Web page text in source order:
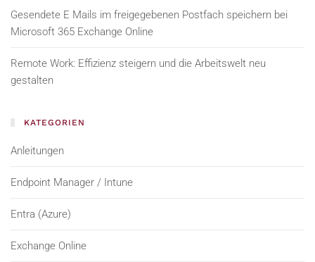
Gesendete E Mails im freigegebenen Postfach speichern bei
Microsoft 365 Exchange Online
Remote Work: Effizienz steigern und die Arbeitswelt neu
gestalten
KATEGORIEN
Anleitungen
Endpoint Manager / Intune
Entra (Azure)
Exchange Online